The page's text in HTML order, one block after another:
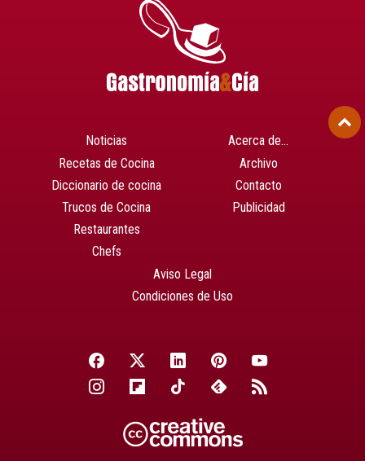
Noticias
Recetas de Cocina
Diccionario de cocina
Trucos de Cocina
Restaurantes
Chefs
Acerca de…
Archivo
Contacto
Publicidad
Aviso Legal
Condiciones de Uso